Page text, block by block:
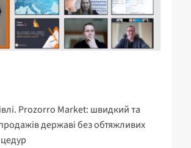
Prozorro Market: швидкий та
державі без обтяжливих